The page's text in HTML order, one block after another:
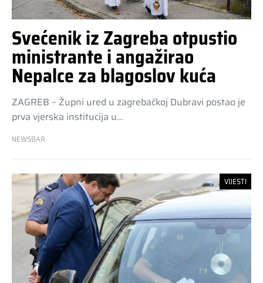
Svećenik iz Zagreba otpustio
ministrante i angažirao
Nepalce za blagoslov kuća
ZAGREB – Župni ured u zagrebačkoj Dubravi postao je
prva vjerska institucija u…
NEWSBAR
VIJESTI